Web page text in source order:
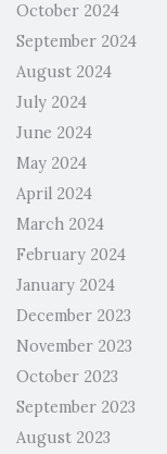
October 2024
September 2024
August 2024
July 2024
June 2024
May 2024
April 2024
March 2024
February 2024
January 2024
December 2023
November 2023
October 2023
September 2023
August 2023